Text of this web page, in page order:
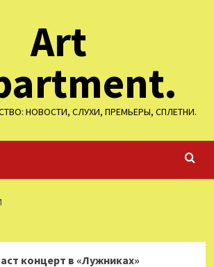
Art
НОВОСТИ, СЛУХИ, ПРЕМЬЕРЫ, СПЛЕТНИ.
концерт в «Лужниках»